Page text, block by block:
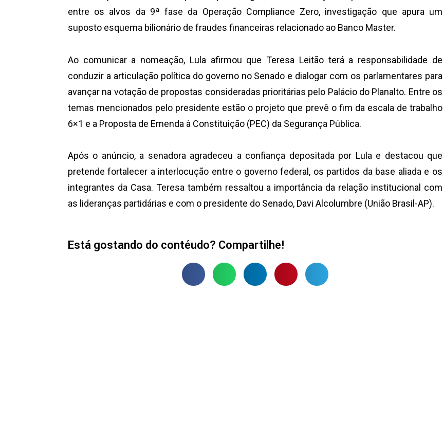
entre os alvos da 9ª fase da Operação Compliance Zero, investigação que apura um
suposto esquema bilionário de fraudes financeiras relacionado ao Banco Master.
Ao comunicar a nomeação, Lula afirmou que Teresa Leitão terá a responsabilidade de
conduzir a articulação política do governo no Senado e dialogar com os parlamentares para
avançar na votação de propostas consideradas prioritárias pelo Palácio do Planalto. Entre os
temas mencionados pelo presidente estão o projeto que prevê o fim da escala de trabalho
6×1 e a Proposta de Emenda à Constituição (PEC) da Segurança Pública.
Após o anúncio, a senadora agradeceu a confiança depositada por Lula e destacou que
pretende fortalecer a interlocução entre o governo federal, os partidos da base aliada e os
integrantes da Casa. Teresa também ressaltou a importância da relação institucional com
as lideranças partidárias e com o presidente do Senado, Davi Alcolumbre (União Brasil-AP).
Está gostando do contéudo? Compartilhe!